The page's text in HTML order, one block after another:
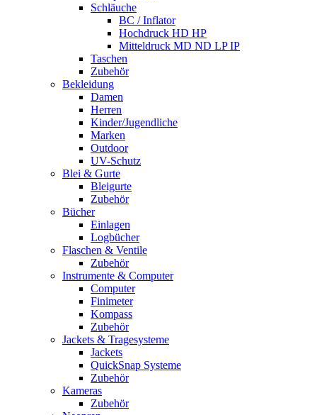
Schläuche
BC / Inflator
Hochdruck HD HP
Mitteldruck MD ND LP IP
Taschen
Zubehör
Bekleidung
Damen
Herren
Kinder/Jugendliche
Marken
Outdoor
UV-Schutz
Blei & Gurte
Bleigurte
Zubehör
Bücher
Einlagen
Logbücher
Flaschen & Ventile
Zubehör
Instrumente & Computer
Computer
Finimeter
Kompass
Zubehör
Jackets & Tragesysteme
Jackets
QuickSnap Systeme
Zubehör
Kameras
Zubehör